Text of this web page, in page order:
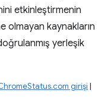
etkinleştirmenin
olmayan kaynakların
yerleşik
girişi |